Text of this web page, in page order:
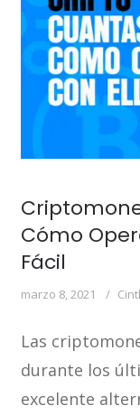
Cómo
Fácil
marzo 8, 2021
Las
durante los
excelente